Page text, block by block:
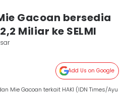
Gacoan bersedia
Miliar ke SELMI
Add Us on Google
Mie Gacoan terkait HAKI (IDN Times/Ayu